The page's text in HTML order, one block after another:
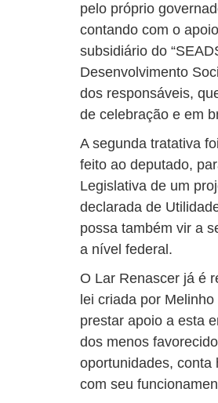
pelo próprio
contando com o
subsidiário do
Desenvolvimento
dos responsáveis,
de celebração e em
A segunda tratativa
feito ao deputado,
Legislativa de um
declarada de
possa também vir a
a nível federal.
O Lar Renascer já é
lei criada por
prestar apoio a esta
dos menos
oportunidades, conta
com seu